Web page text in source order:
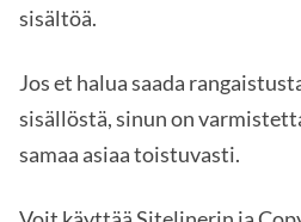
sisältöä.
Jos et halua saada
sisällöstä, sinun on
samaa asiaa toistuvasti.